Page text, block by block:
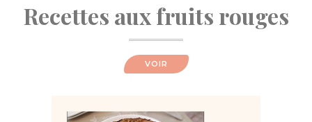
Recettes aux fruits rouges
VOIR